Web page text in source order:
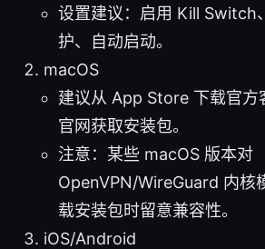
设置建议：启用 Kill Switch
护、自动启动。
macOS
建议从 App Store 下载官方
官网获取安装包。
注意：某些 macOS 版本对
OpenVPN/WireGuard 内核
载安装包时留意兼容性。
iOS/Android